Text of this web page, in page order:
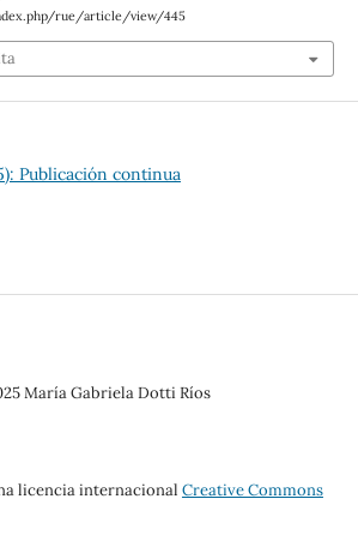
rue/article/view/445
Publicación continua
María Gabriela Dotti Ríos
licencia internacional Creative Commons